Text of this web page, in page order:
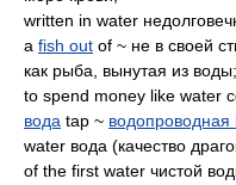
written in water
a fish out of ~ не в своей
как рыба, вынутая из воды;
to spend money like water
вода tap ~ водопроводная
water вода (качество
of the first water чистой